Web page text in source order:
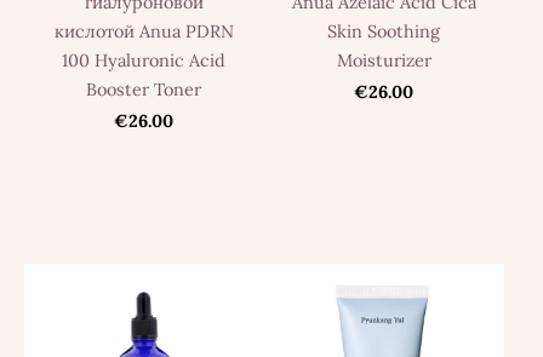
кислотой Anua PDRN
100 Hyaluronic Acid
Booster Toner
€26.00
Skin Soothing
Moisturizer
€26.00